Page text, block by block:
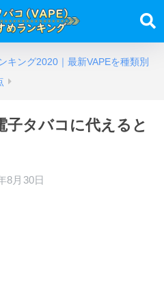
キング2020｜最新VAPEを種類別
子タバコに代えると
8月30日